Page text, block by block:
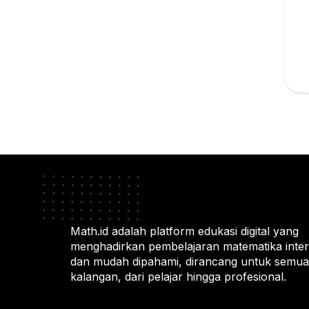
Math.id adalah platform edukasi digital yang
menghadirkan pembelajaran matematika
dan mudah dipahami, dirancang untuk semua
kalangan, dari pelajar hingga profesional.